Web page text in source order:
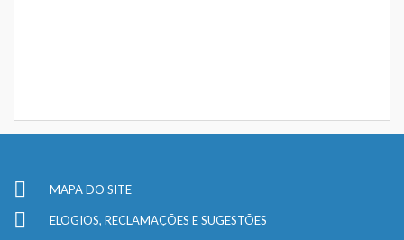
MAPA DO SITE
ELOGIOS, RECLAMAÇÕES E SUGESTÕES